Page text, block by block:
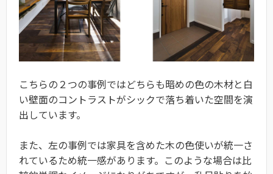
こちらの２つの事例ではどちらも暗めの色の木材と白
い壁面のコントラストがシックで落ち着いた空間を演
出しています。
また、左の事例では家具を含めた木の色使いが統一さ
れているため統一感があります。このような場合は比